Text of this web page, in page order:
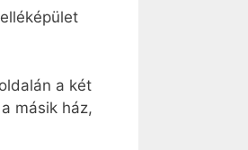
a két
másik ház,